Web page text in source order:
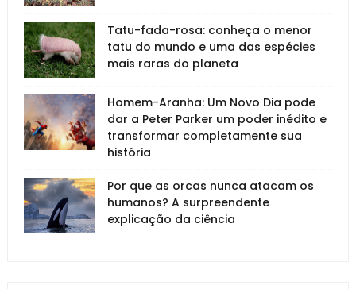
Tatu-fada-rosa: conheça o menor
tatu do mundo e uma das espécies
mais raras do planeta
Homem-Aranha: Um Novo Dia pode
dar a Peter Parker um poder inédito e
transformar completamente sua
história
Por que as orcas nunca atacam os
humanos? A surpreendente
explicação da ciência